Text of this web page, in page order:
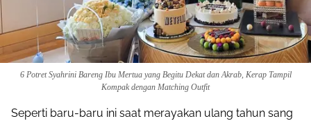
6 Potret Syahrini Bareng Ibu Mertua yang Begitu Dekat dan Akrab, Kerap Tampil
Kompak dengan Matching Outfit
Seperti baru-baru ini saat merayakan ulang tahun sang